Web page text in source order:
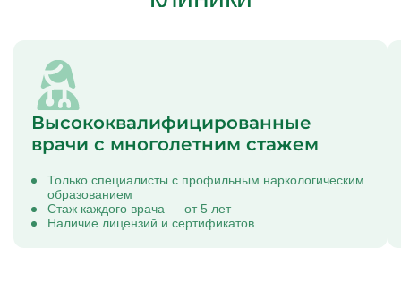
Высококвалифицированные
врачи с многолетним стажем
Только специалисты с профильным наркологическим
образованием
Стаж каждого врача — от 5 лет
Наличие лицензий и сертификатов